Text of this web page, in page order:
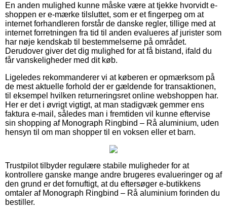
En anden mulighed kunne måske være at tjekke hvorvidt e-
shoppen er e-mærke tilsluttet, som er et fingerpeg om at
internet forhandleren forstår de danske regler, tillige med at
internet forretningen fra tid til anden evalueres af jurister som
har nøje kendskab til bestemmelserne på området.
Derudover giver det dig mulighed for at få bistand, ifald du
får vanskeligheder med dit køb.
Ligeledes rekommanderer vi at køberen er opmærksom på
de mest aktuelle forhold der er gældende for transaktionen,
til eksempel hvilken returneringsret online webshoppen har.
Her er det i øvrigt vigtigt, at man stadigvæk gemmer ens
faktura e-mail, således man i fremtiden vil kunne eftervise
sin shopping af Monograph Ringbind – Rå aluminium, uden
hensyn til om man shopper til en voksen eller et barn.
Trustpilot tilbyder regulære stabile muligheder for at
kontrollere ganske mange andre brugeres evalueringer og af
den grund er det fornuftigt, at du eftersøger e-butikkens
omtaler af Monograph Ringbind – Rå aluminium forinden du
bestiller.